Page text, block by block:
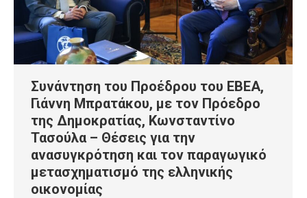
Συνάντηση του Προέδρου του ΕΒΕΑ,
Γιάννη Μπρατάκου, με τον Πρόεδρο
της Δημοκρατίας, Κωνσταντίνο
Τασούλα – Θέσεις για την
ανασυγκρότηση και τον παραγωγικό
μετασχηματισμό της ελληνικής
οικονομίας